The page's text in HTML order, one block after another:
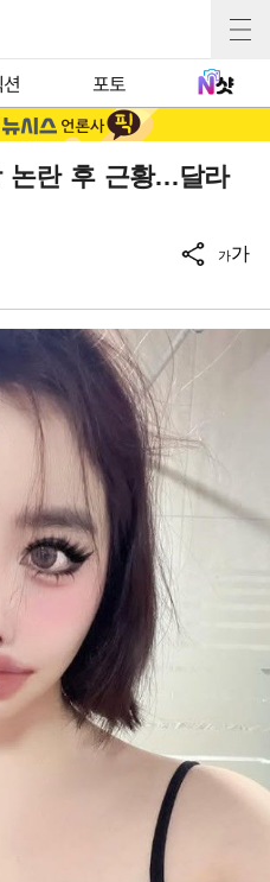
포토
논란 후 근황…달라
가가